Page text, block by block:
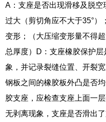
A：支座是否出现滑移及脱
过大（剪切角应不大于35°
变形；（大压缩变形量不得
总厚度）D：支座橡胶保护
象，并记录裂缝位置、开裂
钢板之间的橡胶板外凸是否
胶支座，应检查支座上面一
无剥离现象，支座是否滑出